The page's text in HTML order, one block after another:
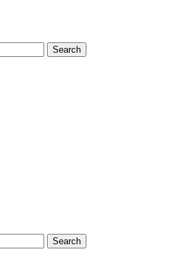
Search
Search